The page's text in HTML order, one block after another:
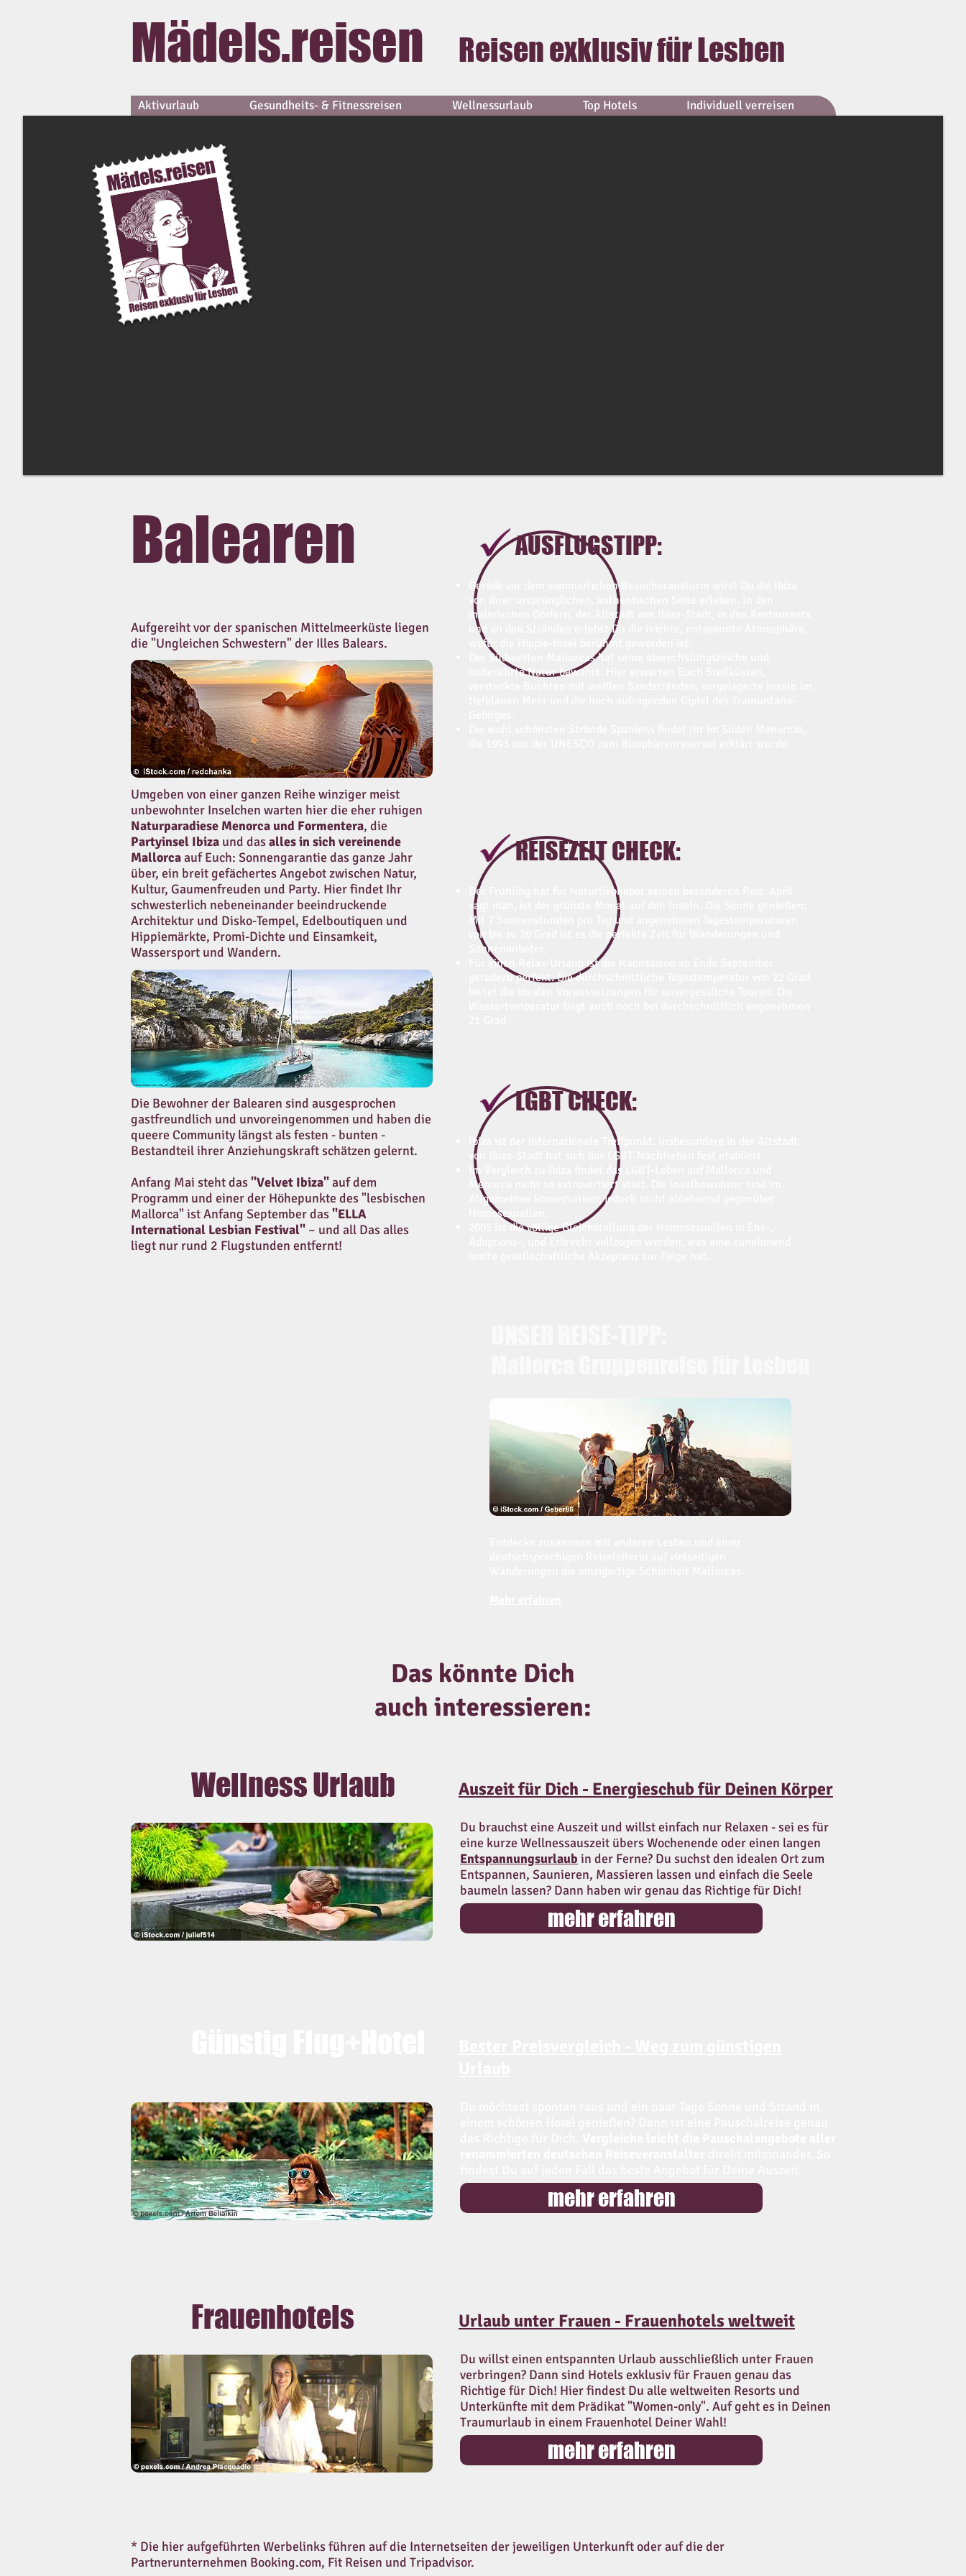
Mädels.reisen Reisen exklusiv für Lesben
Aktivurlaub Gesundheits- & Fitnessreisen Wellnessurlaub Top Hotels Individuell verreisen
Balearen
Aufgereiht vor der spanischen Mittelmeerküste liegen
die "Ungleichen Schwestern" der Illes Balears.
Umgeben von einer ganzen Reihe winziger meist
unbewohnter Inselchen warten hier die eher ruhigen
Naturparadiese Menorca und Formentera, die
Partyinsel Ibiza und dasalles in sich vereinende
Mallorcaauf Euch: Sonnengarantie das ganze Jahr
über, ein breit gefächertes Angebot zwischen Natur,
Kultur, Gaumenfreuden und Party. Hier findet Ihr
schwesterlich nebeneinander beeindruckende
Architektur und Disko-Tempel, Edelboutiquen und
Hippiemärkte, Promi-Dichte und Einsamkeit,
Wassersport und Wandern.
Die Bewohner der Balearen sind ausgesprochen
gastfreundlich und unvoreingenommen und haben die
queere Community längst als festen - bunten -
Bestandteil ihrer Anziehungskraft schätzen gelernt.
Anfang Mai steht das"Velvet Ibiza"auf dem
Programm und einer der Höhepunkte des "lesbischen
Mallorca" ist Anfang September das"ELLA
International Lesbian Festival" – und all Das alles
liegt nur rund 2 Flugstunden entfernt!
AUSFLUGSTIPP:
Gerade vor dem sommerlichen Besucheransturm wirst Du die Ibiza
von ihrer ursprünglichen, authentischen Seite erleben. In den
malerischen Dörfern, der Altstadt von Ibiza-Stadt, in den Restaurants
und an den Stränden erlebst Du die leichte, entspannte Atmosphäre,
wofür die Hippie-Insel berühmt geworden ist.
Der Südwesten Mallorcas hat seine abwechslungsreiche und
unberührte Natur bewahrt. Hier erwarten Euch Steilküsten,
REISEZEIT CHECK:
Der Frühling hat für Naturliebhaber seinen besonderen Reiz. April
sagt man, ist der grünste Monat auf den Inseln. Die Sonne genießen:
Mit 7 Sonnenstunden pro Tag und angenehmen Tagestemperaturen
von bis zu 20 Grad ist es die perfekte Zeit für Wanderungen und
Sonnenanbeter.
Für einen Relax-Urlaub ist die Nachsaison ab Ende September
geradezu perfekt. Die durchschnittliche Tagestemperatur von 22 Grad
LGBT CHECK:
Ibiza ist der internationale Treffpunkt. Insbesondere in der Altstadt
von Ibiza-Stadt hat sich das LGBT-Nachtleben fest etabliert.
Im Vergleich zu Ibiza findet das LGBT-Leben auf Mallorca und
Menorca nicht so extrovertiert statt. Die Inselbewohner sind im
Allgemeinen konservativer, jedoch nicht ablehnend gegenüber
Homosexuellen.
2005 ist die völlige Gleichstellung der Homosexuellen in Ehe-,
Das könnte Dich
auch interessieren:
Wellness Urlaub Auszeit für Dich - Energieschub für Deinen Körper
Du brauchst eine Auszeit und willst einfach nur Relaxen - sei es für
eine kurze Wellnessauszeit übers Wochenende oder einen langen
Entspannungsurlaub in der Ferne? Du suchst den idealen Ort zum
Entspannen, Saunieren, Massieren lassen und einfach die Seele
baumeln lassen? Dann haben wir genau das Richtige für Dich!
mehr erfahren
mehr erfahren
Frauenhotels Urlaub unter Frauen - Frauenhotels weltweit
Du willst einen entspannten Urlaub ausschließlich unter Frauen
verbringen? Dann sind Hotels exklusiv für Frauen genau das
Richtige für Dich! Hier findest Du alle weltweiten Resorts und
Unterkünfte mit dem Prädikat "Women-only". Auf geht es in Deinen
Traumurlaub in einem Frauenhotel Deiner Wahl!
mehr erfahren
* Die hier aufgeführten Werbelinks führen auf die Internetseiten der jeweiligen Unterkunft oder auf die der
Partnerunternehmen Booking.com, Fit Reisen und Tripadvisor.